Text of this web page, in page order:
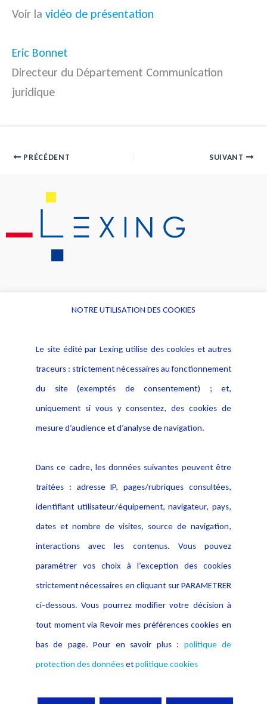
Voir la vidéo de présentation
Eric Bonnet
Directeur du Département Communication
juridique
PRÉCÉDENT SUIVANT
Alerte professionnelle
Déclaration d'accessibilité
Notice Légale
Politique de protection des
données
Publications
NOTRE UTILISATION DES COOKIES
Le site édité par Lexing utilise des cookies et autres
traceurs : strictement nécessaires au fonctionnement
du site (exemptés de consentement) ; et,
uniquement si vous y consentez, des cookies de
mesure d’audience et d’analyse de navigation.
Dans ce cadre, les données suivantes peuvent être
traitées : adresse IP, pages/rubriques consultées,
identifiant utilisateur/équipement, navigateur, pays,
dates et nombre de visites, source de navigation,
interactions avec les contenus. Vous pouvez
paramétrer vos choix à l’exception des cookies
strictement nécessaires en cliquant sur PARAMETRER
ci-dessous. Vous pourrez modifier votre décision à
tout moment via Revoir mes préférences cookies en
bas de page. Pour en savoir plus : politique de
protection des donnéesetpolitique cookies